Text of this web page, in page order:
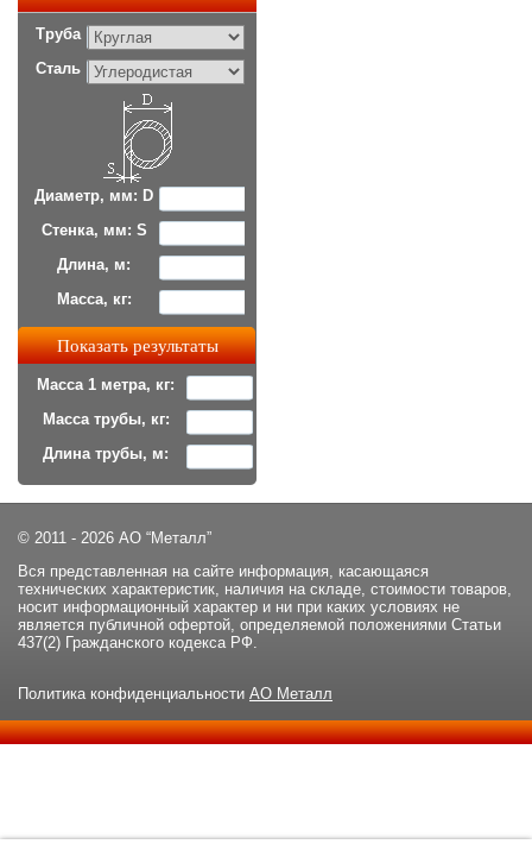
Труба
Сталь
Диаметр, мм: D
Стенка, мм: S
Длина, м:
Масса, кг:
Масса 1 метра, кг:
Масса трубы, кг:
Длина трубы, м:
© 2011 - 2026 АО “Металл”
Вся представленная на сайте информация, касающаяся
технических характеристик, наличия на складе, стоимости товаров,
носит информационный характер и ни при каких условиях не
является публичной офертой, определяемой положениями Статьи
437(2) Гражданского кодекса РФ.
Политика конфиденциальности АО Металл